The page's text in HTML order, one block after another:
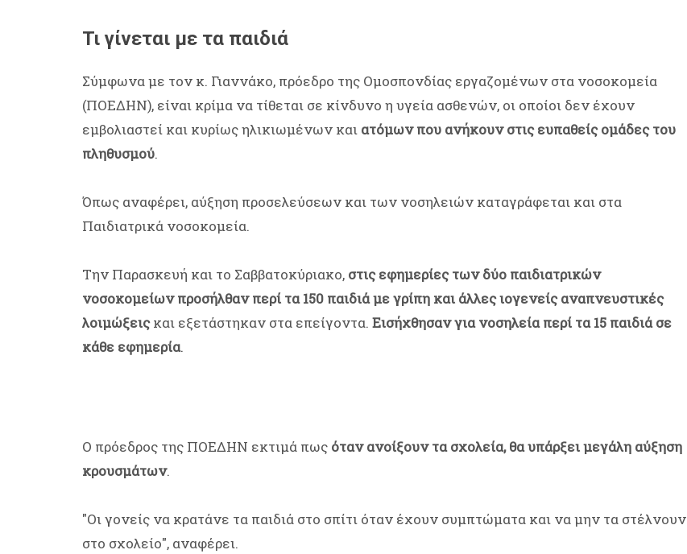
Τι γίνεται με τα παιδιά
Σύμφωνα με τον κ. Γιαννάκο, πρόεδρο της Ομοσπονδίας εργαζομένων στα νοσοκομεία
(ΠΟΕΔΗΝ), είναι κρίμα να τίθεται σε κίνδυνο η υγεία ασθενών, οι οποίοι δεν έχουν
εμβολιαστεί και κυρίως ηλικιωμένων και ατόμων που ανήκουν στις ευπαθείς ομάδες του
πληθυσμού.
Όπως αναφέρει, αύξηση προσελεύσεων και των νοσηλειών καταγράφεται και στα
Παιδιατρικά νοσοκομεία.
Την Παρασκευή και το Σαββατοκύριακο, στις εφημερίες των δύο παιδιατρικών
νοσοκομείων προσήλθαν περί τα 150 παιδιά με γρίπη και άλλες ιογενείς αναπνευστικές
λοιμώξειςκαι εξετάστηκαν στα επείγοντα. Εισήχθησαν για νοσηλεία περί τα 15 παιδιά σε
κάθε εφημερία.
Ο πρόεδρος της ΠΟΕΔΗΝ εκτιμά πως όταν ανοίξουν τα σχολεία, θα υπάρξει μεγάλη αύξηση
κρουσμάτων.
"Οι γονείς να κρατάνε τα παιδιά στο σπίτι όταν έχουν συμπτώματα και να μην τα στέλνουν
στο σχολείο", αναφέρει.